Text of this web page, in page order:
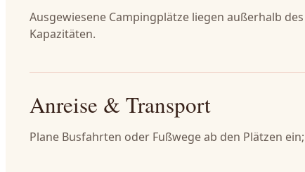
Ausgewiesene Campingplätze liegen außerhalb
Kapazitäten.
Anreise & Transport
Plane Busfahrten oder Fußwege ab den Plätzen